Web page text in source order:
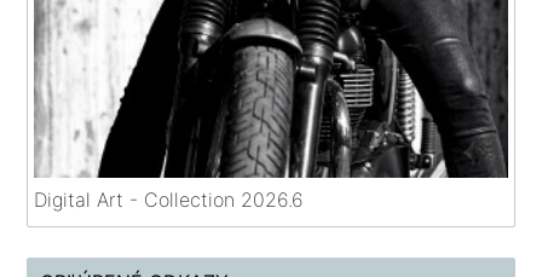
Digital Art - Collection 2026.6